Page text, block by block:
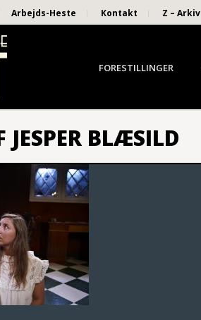
Arbejds-Heste Kontakt Z – Arkiv
FORESTILLINGER
JESPER BLÆSILD